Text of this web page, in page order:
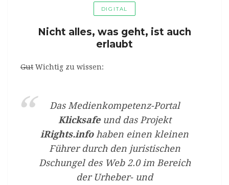
DIGITAL
Nicht alles, was geht, ist auch
erlaubt
Gut Wichtig zu wissen:
Das Medienkompetenz-Portal
Klicksafeund das Projekt
iRights.infohaben einen kleinen
Führer durch den juristischen
Dschungel des Web 2.0 im Bereich
der Urheber- und